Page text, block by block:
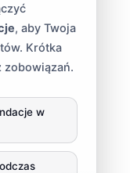
, aby Twoja
Krótka
zobowiązań.
w